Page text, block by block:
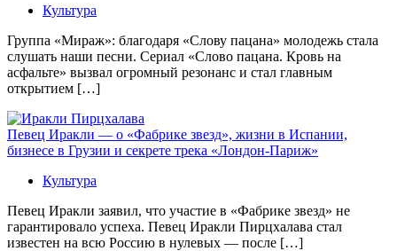
Культура
Группа «Мираж»: благодаря «Слову пацана» молодежь стала
слушать наши песни. Сериал «Слово пацана. Кровь на
асфальте» вызвал огромный резонанс и стал главным
открытием […]
Певец Иракли — о «Фабрике звезд», жизни в Испании,
бизнесе в Грузии и секрете трека «Лондон-Париж»
Культура
Певец Иракли заявил, что участие в «Фабрике звезд» не
гарантировало успеха. Певец Иракли Пирцхалава стал
известен на всю Россию в нулевых — после […]